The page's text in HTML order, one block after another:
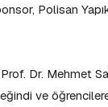
Polisan
Dr. Mehmet
ve